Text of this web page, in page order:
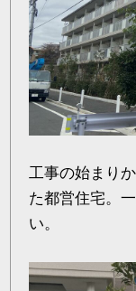
工事の始まり
た都営住宅。
い。